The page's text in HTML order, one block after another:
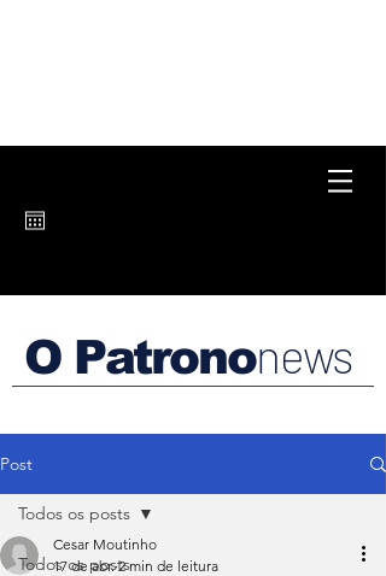
O Patrononews
Post
Todos os posts
Todos os posts
Cesar Moutinho
17 de abr. 2 min de leitura